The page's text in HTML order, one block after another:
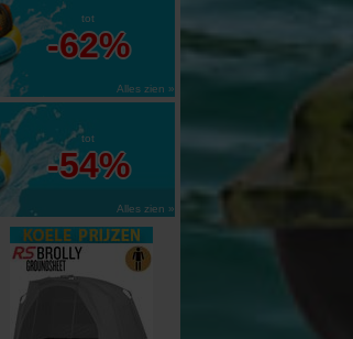
tot
-62%
Alles zien »
tot
-54%
Alles zien »